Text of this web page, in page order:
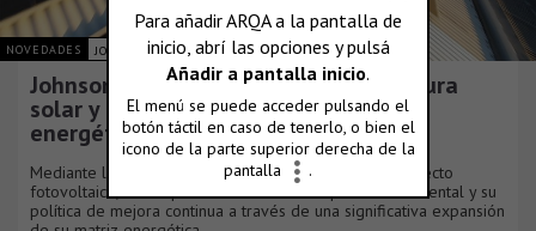
NOVEDADES JOHNSON ACERO S.A.
Johnson Acero duplica su infraestructura
solar y consolida su plan de eficiencia
energética
Mediante la culminación de una nueva fase de su proyecto
fotovoltaico, la compañía reafirma su compromiso ambiental y su
política de mejora continua a través de una significativa expansión